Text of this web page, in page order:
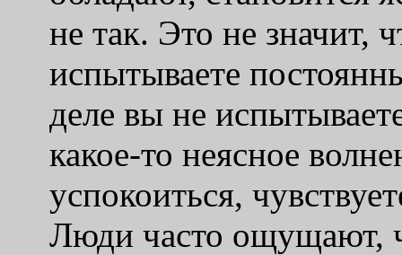
не так. Это не значит,
испытываете
деле вы не
какое-то неясное
успокоиться,
Люди часто ощущают,